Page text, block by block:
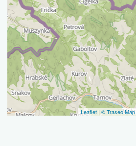
Leaflet | © Traseo Map